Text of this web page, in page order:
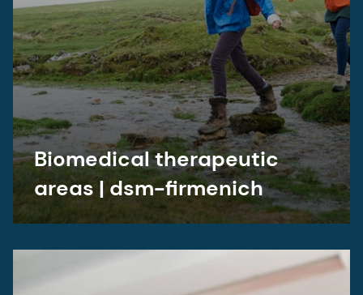
Biomedical therapeutic
areas | dsm-firmenich